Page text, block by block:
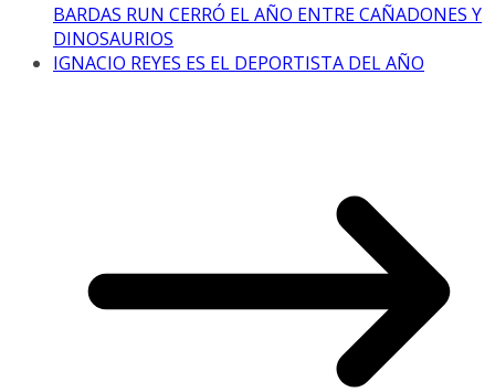
BARDAS RUN CERRÓ EL AÑO ENTRE CAÑADONES Y
DINOSAURIOS
IGNACIO REYES ES EL DEPORTISTA DEL AÑO